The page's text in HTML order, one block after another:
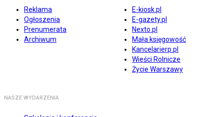
Reklama
Ogłoszenia
Prenumerata
Archiwum
E-kiosk.pl
E-gazety.pl
Nexto.pl
Mała księgowość
Kancelarierp.pl
Wieści Rolnicze
Życie Warszawy
NASZE WYDARZENIA